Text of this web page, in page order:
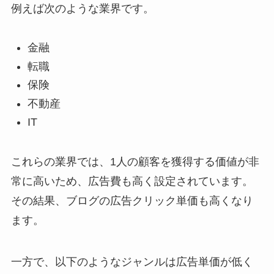
例えば次のような業界です。
金融
転職
保険
不動産
IT
これらの業界では、1人の顧客を獲得する価値が非
常に高いため、広告費も高く設定されています。
その結果、ブログの広告クリック単価も高くなり
ます。
一方で、以下のようなジャンルは広告単価が低く